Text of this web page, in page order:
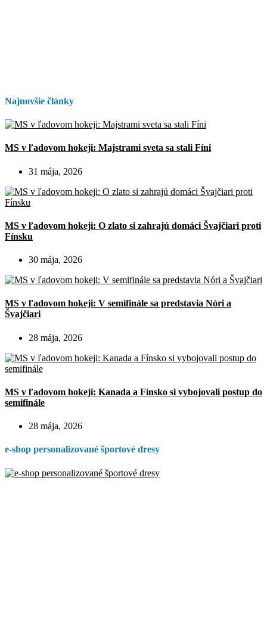
Najnovšie články
MS v ľadovom hokeji: Majstrami sveta sa stali Fíni
31 mája, 2026
MS v ľadovom hokeji: O zlato si zahrajú domáci Švajčiari proti
Fínsku
30 mája, 2026
MS v ľadovom hokeji: V semifinále sa predstavia Nóri a
Švajčiari
28 mája, 2026
MS v ľadovom hokeji: Kanada a Fínsko si vybojovali postup do
semifinále
28 mája, 2026
e-shop personalizované športové dresy